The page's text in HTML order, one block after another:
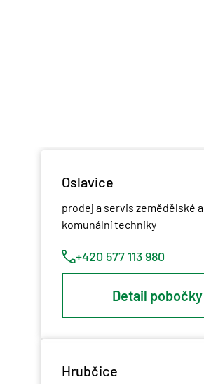
Oslavice
prodej a servis zemědělské a
komunální techniky
+420 577 113 980
Detail pobočky
Hrubčice